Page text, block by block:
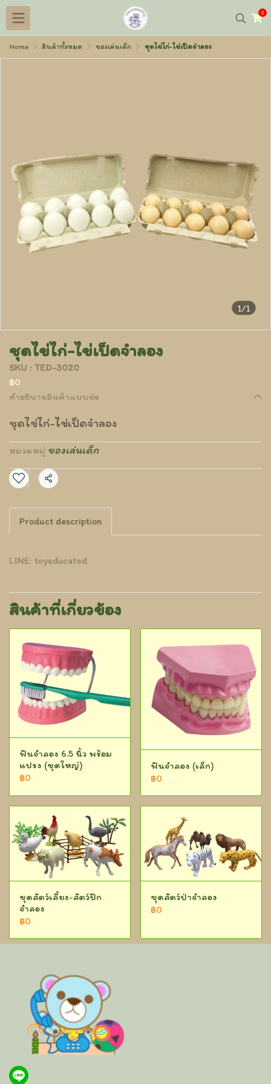
0
Home สินค้าทั้งหมด ของเล่นเด็ก ชุดไข่ไก่-ไข่เป็ดจำลอง
1/1
ชุดไข่ไก่-ไข่เป็ดจำลอง
SKU : TED-3020
฿0
คำอธิบายสินค้าแบบย่อ
ชุดไข่ไก่-ไข่เป็ดจำลอง
หมวดหมู่:ของเล่นเด็ก
แชร์
Product description
LINE: toyeducated
สินค้าที่เกี่ยวข้อง
ฟันจำลอง 6.5 นิ้ว พร้อม
แปรง (ชุดใหญ่)
฿0
ฟันจำลอง (เล็ก)
฿0
ชุดสัตว์เลี้ยง-สัตว์ปีก
จำลอง
฿0
ชุดสัตว์ป่าจำลอง
฿0